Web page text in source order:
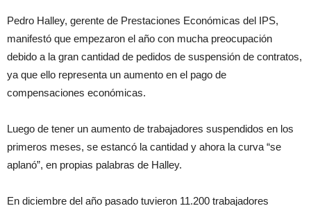
Pedro Halley, gerente de Prestaciones Económicas del IPS,
manifestó que empezaron el año con mucha preocupación
debido a la gran cantidad de pedidos de suspensión de contratos,
ya que ello representa un aumento en el pago de
compensaciones económicas.
Luego de tener un aumento de trabajadores suspendidos en los
primeros meses, se estancó la cantidad y ahora la curva “se
aplanó”, en propias palabras de Halley.
En diciembre del año pasado tuvieron 11.200 trabajadores